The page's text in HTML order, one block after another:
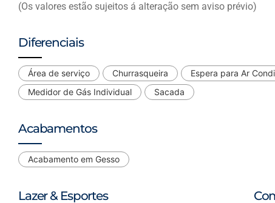
(Os valores estão sujeitos á alteração sem aviso prévio)
Diferenciais
Área de serviço Churrasqueira Espera para Ar
Medidor de Gás Individual
Sacada
Acabamentos
Acabamento em Gesso
Lazer & Esportes